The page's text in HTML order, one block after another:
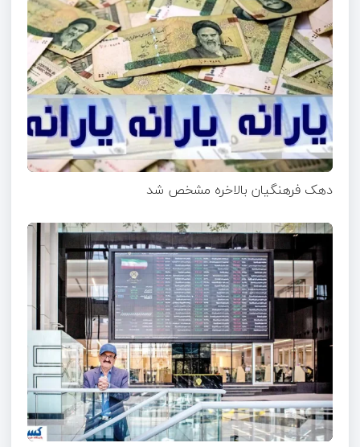
دهک فرهنگیان بالاخره مشخص شد